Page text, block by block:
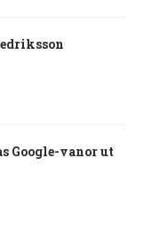
Google-vanor ut